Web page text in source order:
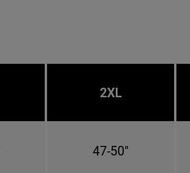
2XL
47-50"